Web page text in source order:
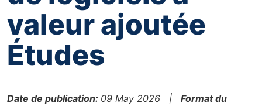
valeur ajoutée
Études
Date de publication: 09 May 2026 | Format du